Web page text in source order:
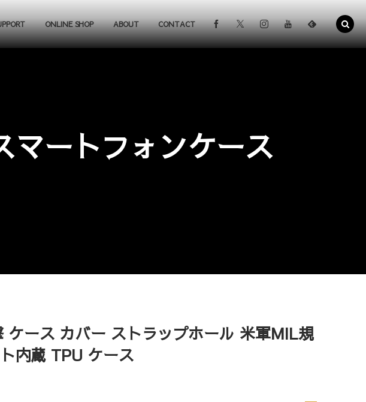
ONLINE SHOP ABOUT CONTACT
マートフォンケース
ース カバー ストラップホール 米軍MIL規
内蔵 TPU ケース